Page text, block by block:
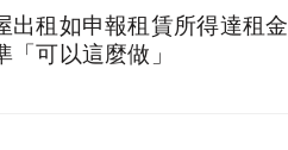
出租如申報租賃所得達租金
「可以這麼做」